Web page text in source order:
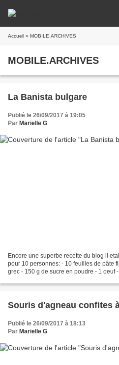
Accueil » MOBILE.ARCHIVES
MOBILE.ARCHIVES
La Banista bulgare
Publié le 26/09/2017 à 19:05
Par Marielle G
Encore une superbe recette du blog il
pour 10 personnes: - 10 feuilles de pâte
grec - 150 g de sucre en poudre - 1 oeuf
Souris d'agneau confites
Publié le 26/09/2017 à 18:13
Par Marielle G